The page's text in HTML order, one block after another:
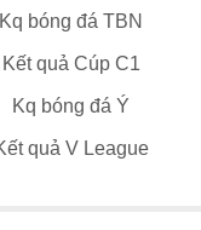
Kq bóng đá TBN
Kết quả Cúp C1
Kq bóng đá Ý
quả V League